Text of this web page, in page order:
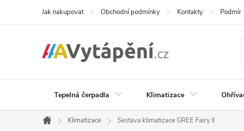
Jak nakupovat Obchodní podmínky Kontakty
Tepelná čerpadla Klimatizace
Domů
Klimatizace Sestava klimatizace GREE Fairy II